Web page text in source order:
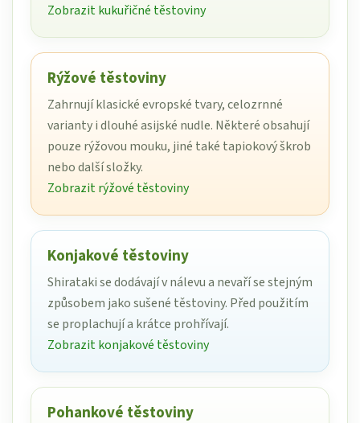
Zobrazit kukuřičné těstoviny
Rýžové těstoviny
Zahrnují klasické evropské tvary, celozrnné
varianty i dlouhé asijské nudle. Některé obsahují
pouze rýžovou mouku, jiné také tapiokový škrob
nebo další složky.
Zobrazit rýžové těstoviny
Konjakové těstoviny
Shirataki se dodávají v nálevu a nevaří se stejným
způsobem jako sušené těstoviny. Před použitím
se proplachují a krátce prohřívají.
Zobrazit konjakové těstoviny
Pohankové těstoviny